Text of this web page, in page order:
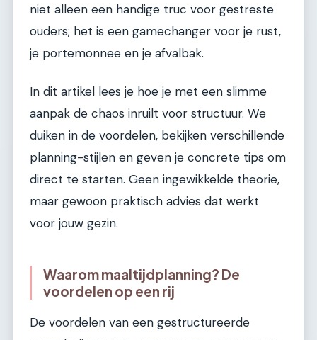
niet alleen een handige truc voor gestreste
ouders; het is een gamechanger voor je rust,
je portemonnee en je afvalbak.
In dit artikel lees je hoe je met een slimme
aanpak de chaos inruilt voor structuur. We
duiken in de voordelen, bekijken verschillende
planning-stijlen en geven je concrete tips om
direct te starten. Geen ingewikkelde theorie,
maar gewoon praktisch advies dat werkt
voor jouw gezin.
Waarom maaltijdplanning? De
voordelen op een rij
De voordelen van een gestructureerde